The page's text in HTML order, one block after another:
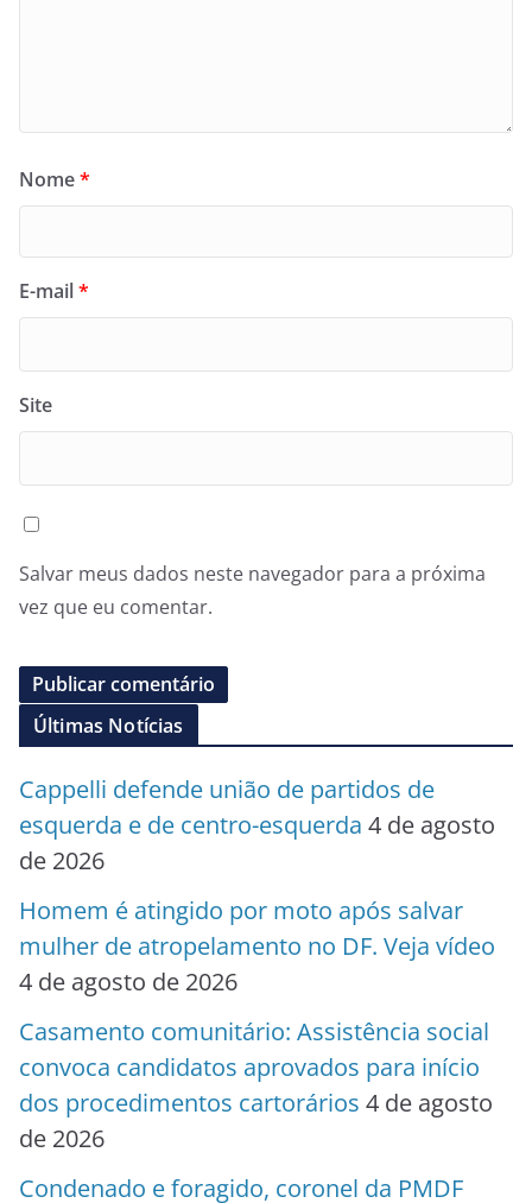
Nome*
E-mail*
Site
Salvar meus dados neste navegador para a próxima
vez que eu comentar.
Últimas Notícias
Cappelli defende união de partidos de
esquerda e de centro-esquerda 4 de agosto
de 2026
Homem é atingido por moto após salvar
mulher de atropelamento no DF. Veja vídeo
4 de agosto de 2026
Casamento comunitário: Assistência social
convoca candidatos aprovados para início
dos procedimentos cartorários 4 de agosto
de 2026
Condenado e foragido, coronel da PMDF